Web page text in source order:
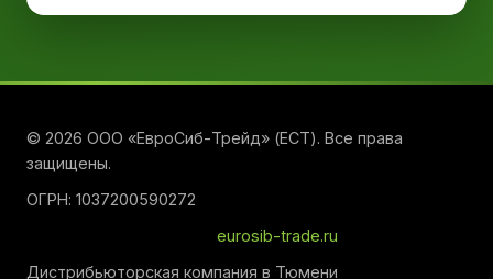
© 2026 ООО «ЕвроСиб-Трейд» (ЕСТ). Все права
защищены.
ОГРН: 1037200590272
eurosib-trade.ru
Дистрибьюторская компания в Тюмени